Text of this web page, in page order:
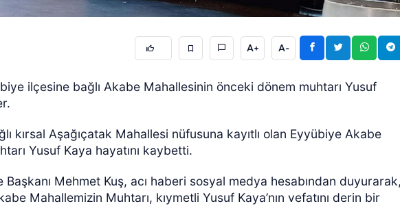
A+ A-
ilçesine bağlı Akabe Mahallesinin önceki dönem muhtarı Yusuf
kırsal Aşağıçatak Mahallesi nüfusuna kayıtlı olan Eyyübiye Akabe
Yusuf Kaya hayatını kaybetti.
Başkanı Mehmet Kuş, acı haberi sosyal medya hesabından duyurarak,
Mahallemizin Muhtarı, kıymetli Yusuf Kaya’nın vefatını derin bir